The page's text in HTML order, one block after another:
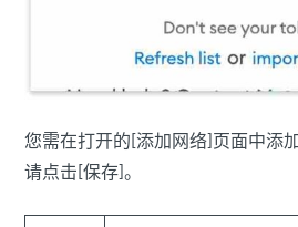
您需在打开的[添加网络]页面中添
请点击[保存]。